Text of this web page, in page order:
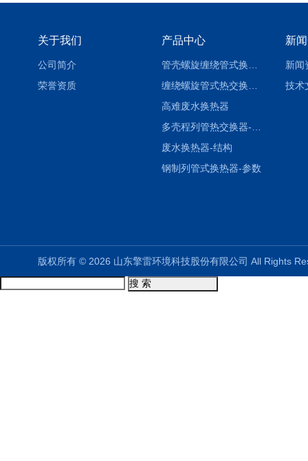
关于我们
公司简介
荣誉资质
产品中心
高难废水换热器
废水换热器-结构
钢制列管式换热器-参数
新
新闻
技术
版权所有 © 2026 山东擎雷环境科技股份有限公司 All